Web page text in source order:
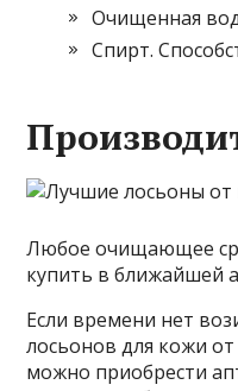
Очищенная
Спирт.
Любое очищающее
купить в ближайшей
Если времени нет
лосьонов для кожи
можно приобрести